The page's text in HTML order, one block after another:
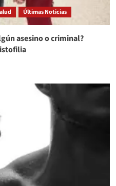
Últimas Noticias
asesino o criminal?